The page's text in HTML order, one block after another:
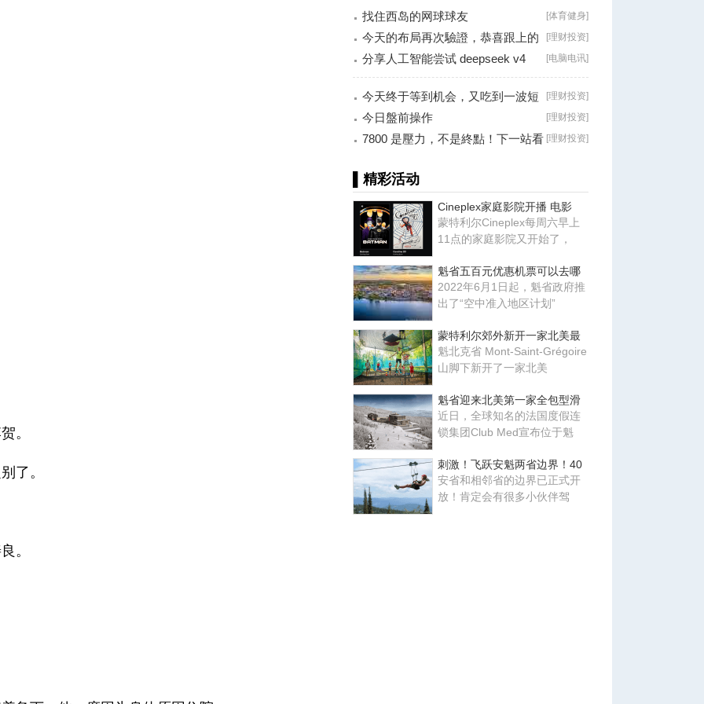
。
了。
。
[体育健身]
找住西岛的网球球友
[理财投资]
今天的布局再次驗證，恭喜跟上的
朋友！
[电脑电讯]
分享人工智能尝试 deepseek v4
falsh, 据说
[理财投资]
今天终于等到机会，又吃到一波短
线利润！
[理财投资]
今日盤前操作
[理财投资]
7800 是壓力，不是終點！下一站看
▌精彩活动
Cineplex家庭影院开播 电影
蒙特利尔Cineplex每周六早上
11点的家庭影院又开始了，
魁省五百元优惠机票可以去哪
2022年6月1日起，魁省政府推
出了“空中准入地区计划”
蒙特利尔郊外新开一家北美最
魁北克省 Mont-Saint-Grégoire
山脚下新开了一家北美
魁省迎来北美第一家全包型滑
近日，全球知名的法国度假连
锁集团Club Med宣布位于魁
刺激！飞跃安魁两省边界！40
安省和相邻省的边界已正式开
放！肯定会有很多小伙伴驾